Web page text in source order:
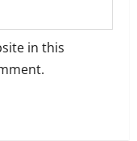
in this